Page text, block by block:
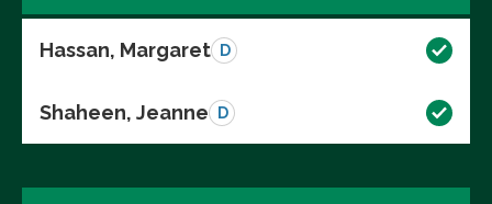
Hassan, Margaret D
Shaheen, Jeanne D